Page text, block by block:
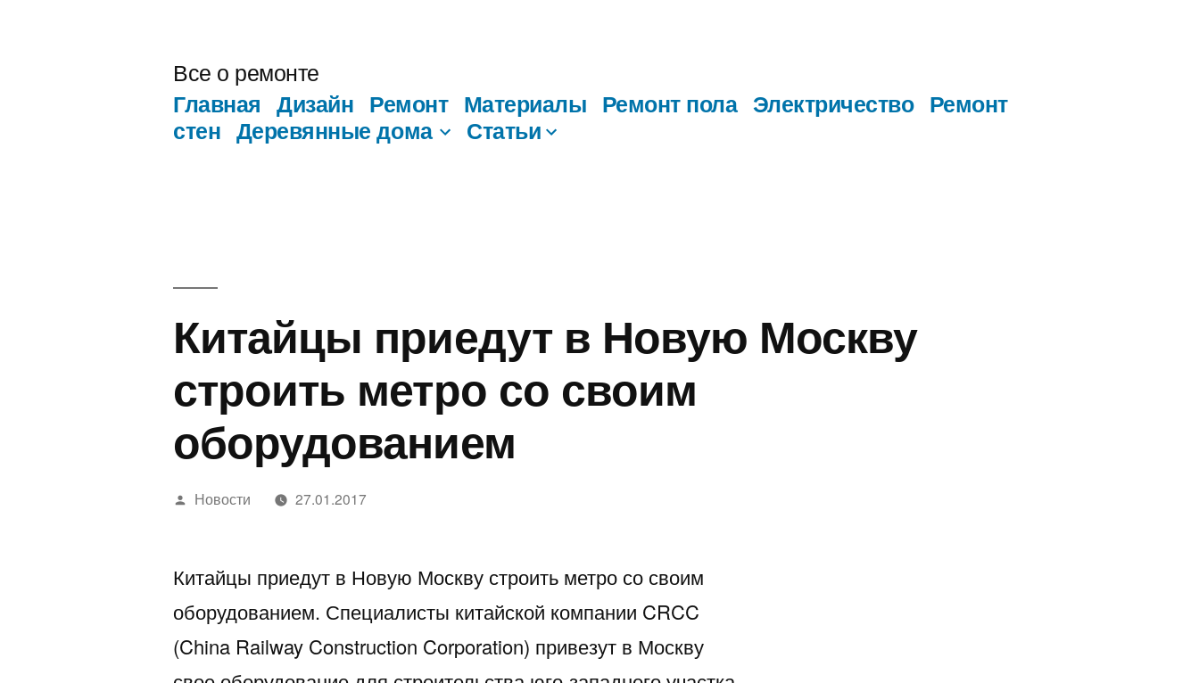
Все о ремонте
Главная Дизайн Ремонт Материалы Ремонт пола Электричество Ремонт
стен Деревянные дома Статьи
Китайцы приедут в Новую Москву
строить метро со своим
оборудованием
Написано
Новости 27.01.2017
Китайцы приедут в Новую Москву строить метро со своим
оборудованием. Специалисты китайской компании CRCC
(China Railway Construction Corporation) привезут в Москву